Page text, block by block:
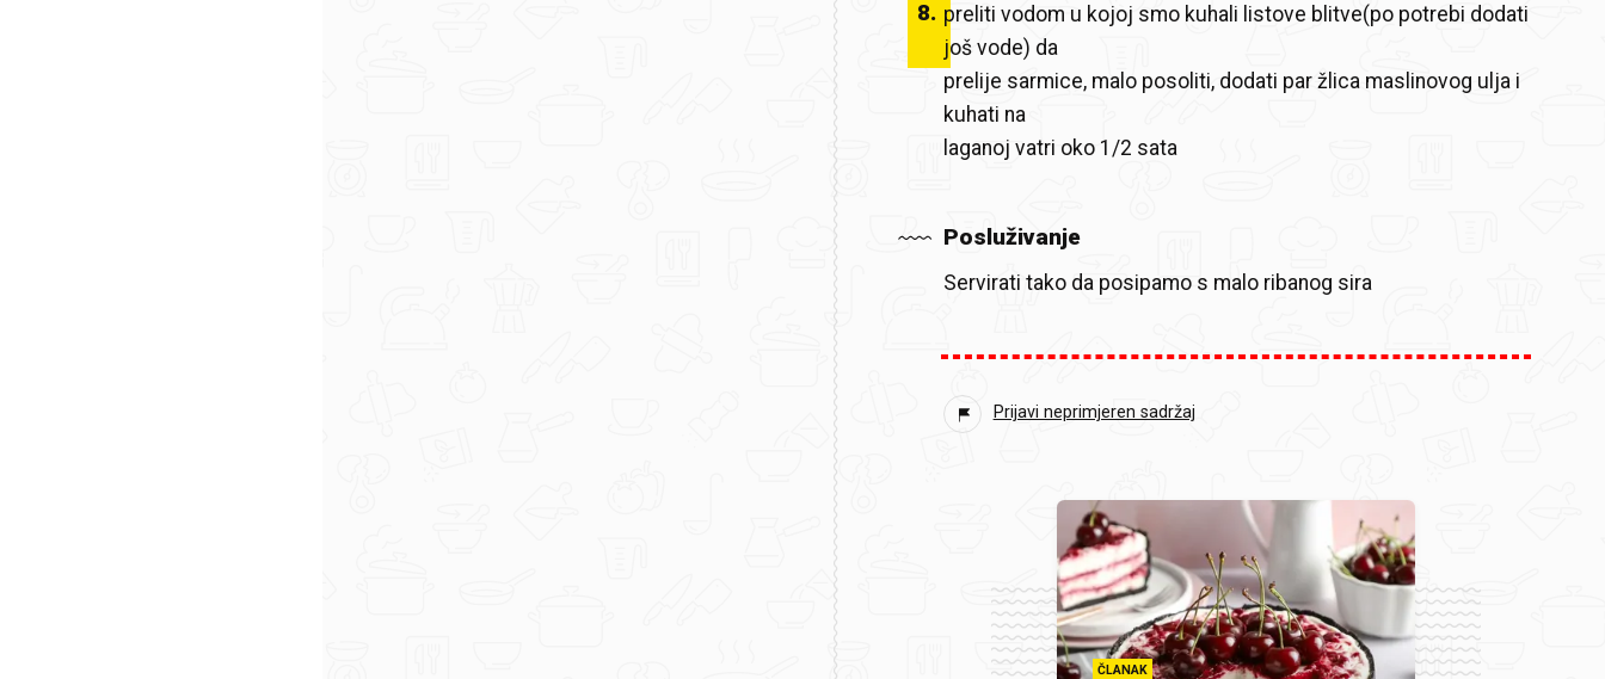
8. preliti vodom u kojoj smo kuhali listove blitve(po potrebi dodati
još vode) da
prelije sarmice, malo posoliti, dodati par žlica maslinovog ulja i
kuhati na
laganoj vatri oko 1/2 sata
Posluživanje
Servirati tako da posipamo s malo ribanog sira
Prijavi neprimjeren sadržaj
ČLANAK